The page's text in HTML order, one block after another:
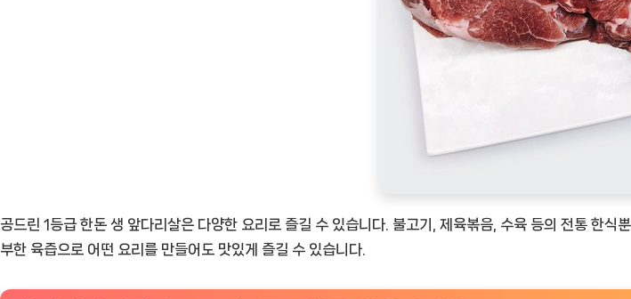
공드린 1등급 한돈 생 앞다리살은 다양한 요리로 즐길 수 있습니다. 불고기, 제육볶음, 수육 등의 전통 한
부한 육즙으로 어떤 요리를 만들어도 맛있게 즐길 수 있습니다.